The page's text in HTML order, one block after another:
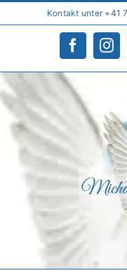
to
Kontakt unter +41
Facebook